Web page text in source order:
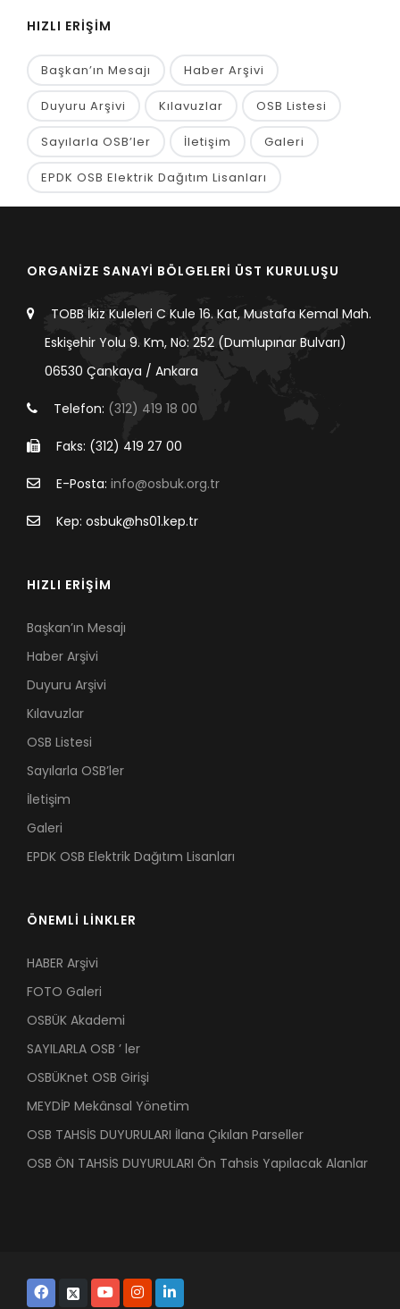
HIZLI ERİŞİM
Başkan’ın Mesajı Haber Arşivi
Duyuru Arşivi Kılavuzlar OSB Listesi
Sayılarla OSB’ler İletişim Galeri
EPDK OSB Elektrik Dağıtım Lisanları
ORGANİZE SANAYİ BÖLGELERİ ÜST KURULUŞU
TOBB İkiz Kuleleri C Kule 16. Kat, Mustafa Kemal Mah.
Eskişehir Yolu 9. Km, No: 252 (Dumlupınar Bulvarı)
06530 Çankaya / Ankara
Telefon: (312) 419 18 00
Faks: (312) 419 27 00
E-Posta: info@osbuk.org.tr
Kep: osbuk@hs01.kep.tr
HIZLI ERİŞİM
Başkan’ın Mesajı
Haber Arşivi
Duyuru Arşivi
Kılavuzlar
OSB Listesi
Sayılarla OSB’ler
İletişim
Galeri
EPDK OSB Elektrik Dağıtım Lisanları
ÖNEMLİ LİNKLER
HABER Arşivi
FOTO Galeri
OSBÜK Akademi
SAYILARLA OSB ’ ler
OSBÜKnet OSB Girişi
MEYDİP Mekânsal Yönetim
OSB TAHSİS DUYURULARI İlana Çıkılan Parseller
OSB ÖN TAHSİS DUYURULARI Ön Tahsis Yapılacak Alanlar